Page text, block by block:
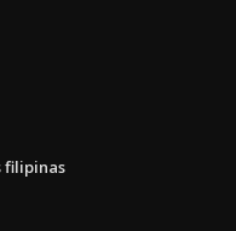
filipinas